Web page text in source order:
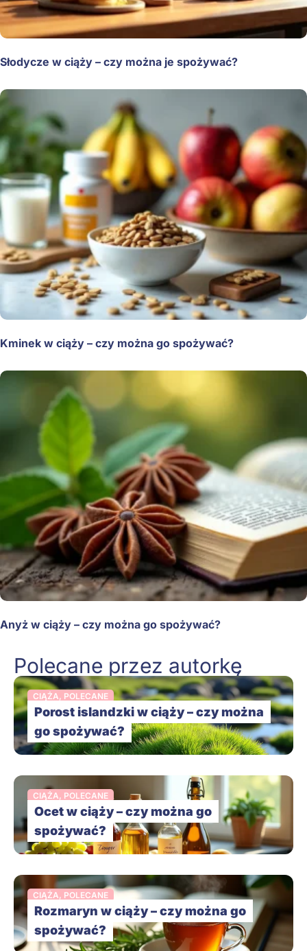
Słodycze w ciąży – czy można je spożywać?
Kminek w ciąży – czy można go spożywać?
Anyż w ciąży – czy można go spożywać?
Polecane przez autorkę
CIĄŻA, POLECANE
Porost islandzki w ciąży – czy można
go spożywać?
CIĄŻA, POLECANE
Ocet w ciąży – czy można go
spożywać?
CIĄŻA, POLECANE
Rozmaryn w ciąży – czy można go
spożywać?